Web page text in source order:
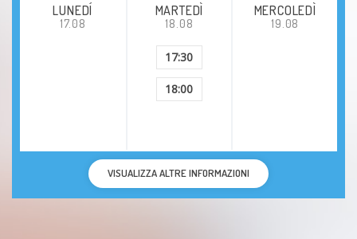
LUNEDÍ
17.08
MARTEDÌ
18.08
17:30
18:00
MERCOLEDÌ
19.08
VISUALIZZA ALTRE INFORMAZIONI